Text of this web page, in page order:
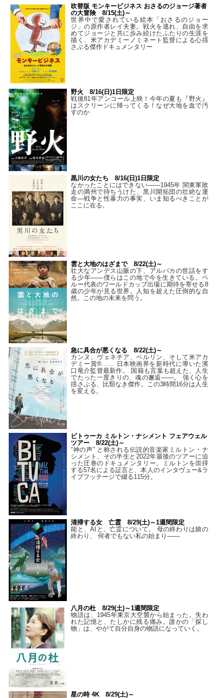
吹替版 モンキービジネス おさるのジョージ著者
の大冒険 8/15(土)～
世界中で愛されている絵本「おさるのジョー
ジ」の原作者レイ夫妻。戦火を逃れ、自由を求
めてジョージと共に歩み続けたふたりの生涯を
描く、米アカデミーノミネート監督による心揺
さぶる傑作ドキュメンタリー
野火 8/16(日)1日限定
戦後81年アンコール上映！今年の夏も『野火』
はスクリーンに帰ってくる！なぜ大地を血で汚
すのか
黒川の女たち 8/16(日)1日限定
なかったことにはできない——1945年 関東軍敗
走の満州で待ちうけた、黒川開拓団の壮絶な運
命―戦争と性暴力の事実、いま知るべきことが
ここに在る。
雲と大地のはざまで 8/22(土)～
壮大なアンデス山脈の下、アルパカの世話をす
る少年――僕らはこの地で今を生きている。ペ
ルー代表のワールドカップ出場に期待を寄せる8
歳の少年が見る世界。人知を超えた圧倒的な自
然。この地の未来を問う。
急に具合が悪くなる 8/22(土)～
カンヌ、ヴェネチア、ベルリン、そして米アカ
デミー賞®…… 日本映画界を新時代に導いた濱
口竜介監督最新作。 国籍も言葉も超えた、人生
でたった一度きりの、魂の邂逅――。 強く心を
揺さぶる、比類なき傑作。この3時間16分は人生
を変える。
ビトゥーカ ミルトン・ナシメント フェアウェル
ツアー 8/22(土)～
“神の声” と称される伝説的音楽家ミルトン・ナ
シメント、その半生と2022年最後のツアーに迫
った圧巻のドキュメンタリー。ミルトンを崇拝
する57名による証言と、本人のインタヴュー&ラ
イブフッテージで綴る115分。
清掃する女 亡霊 8/29(土)～1週間限定
能と、AIと、亡霊について。 母の終わりは娘の
終わり、 何者でもない私の始まり――
八月の杜 8/29(土)～1週間限定
物語は、1945年東京大空襲から始まった。失わ
れた記憶と、たしかに残る痛み。誰かの「探し
物」は、やがて自分自身の物語になっていく。
星の時 4K 8/29(土)～